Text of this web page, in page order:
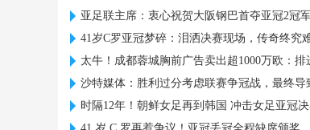
亚足联主席：衷心祝贺大阪钢巴首夺亚冠2冠
41岁C罗亚冠梦碎：泪洒决赛现场，传奇终究
太牛！成都蓉城胸前广告卖出超1000万欧：排
沙特媒体：胜利过分考虑联赛争冠战，最终导
时隔12年！朝鲜女足再到韩国 冲击女足亚冠